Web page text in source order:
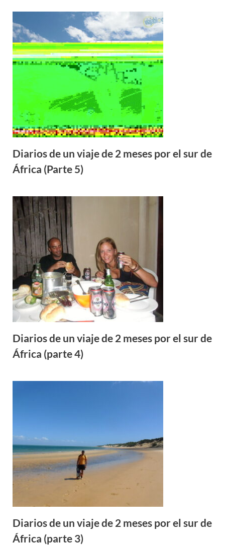
Diarios de un viaje de 2 meses por el sur de
África (Parte 5)
Diarios de un viaje de 2 meses por el sur de
África (parte 4)
Diarios de un viaje de 2 meses por el sur de
África (parte 3)